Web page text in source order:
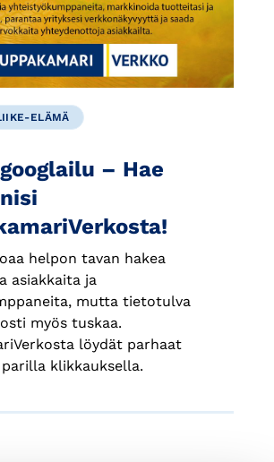
ELÄMÄ
– Hae
helpon tavan hakea
asiakkaita ja
mutta tietotulva
myös tuskaa.
löydät parhaat
klikkauksella.